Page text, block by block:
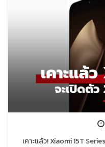
เคาะแล้ว! Xiaomi 15T